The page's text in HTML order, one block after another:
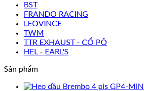
BST
FRANDO RACING
LEOVINCE
TWM
TTR EXHAUST - CỔ PÔ
HEL - EARL'S
Sản phẩm